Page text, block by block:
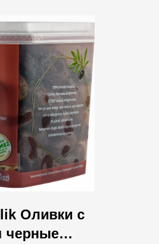
Оливки с
черные